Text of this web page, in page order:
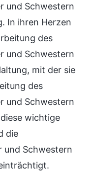
und Schwestern
In ihren Herzen
des
und Schwestern
mit der sie
des
und Schwestern
wichtige
die
und Schwestern